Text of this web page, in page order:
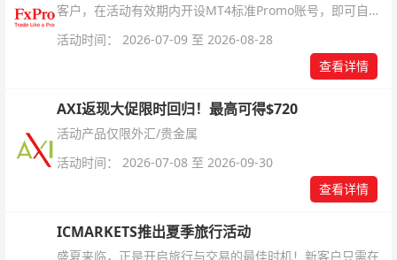
客户，在活动有效期内开设MT4标准Promo账号，即可自动
活动时间： 2026-07-09 至 2026-08-28
查看详情
AXI返现大促限时回归！最高可得$720
活动产品仅限外汇/贵金属
活动时间： 2026-07-08 至 2026-09-30
查看详情
ICMARKETS推出夏季旅行活动
盛夏来临，正是开启旅行与交易的最佳时机！新客户只需在